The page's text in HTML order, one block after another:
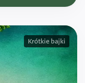
Krótkie bajki